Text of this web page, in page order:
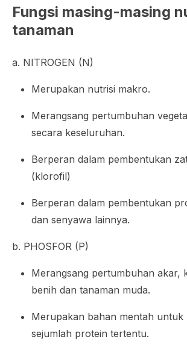
Fungsi masing-masing
tanaman
a. NITROGEN (N)
Merupakan nutrisi makro.
Merangsang pertumbuhan
secara keseluruhan.
Berperan dalam pembentukan
(klorofil)
Berperan dalam pembentukan
dan senyawa lainnya.
b. PHOSFOR (P)
Merangsang pertumbuhan akar,
benih dan tanaman muda.
Merupakan bahan mentah untuk
sejumlah protein tertentu.